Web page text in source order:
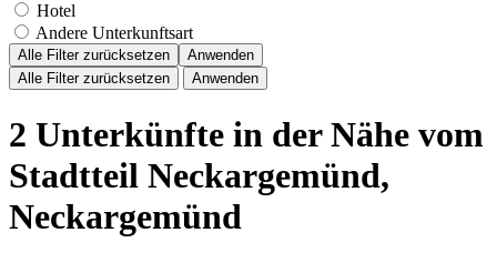
Hotel
Andere Unterkunftsart
Alle Filter zurücksetzen
Anwenden
Alle Filter zurücksetzen
Anwenden
2 Unterkünfte in der Nähe vom
Stadtteil Neckargemünd,
Neckargemünd